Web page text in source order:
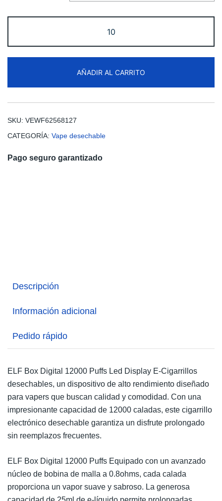
Box
Digital
Puffs
Disposable
Vape
AÑADIR AL CARRITO
SKU: VEWF62568127
CATEGORÍA: Vape desechable
Pago seguro garantizado
Descripción
Información adicional
Pedido rápido
ELF Box Digital 12000 Puffs Led Display E-Cigarrillos
desechables, un dispositivo de alto rendimiento diseñado
para vapers que buscan calidad y comodidad. Con una
impresionante capacidad de 12000 caladas, este cigarrillo
electrónico desechable garantiza un disfrute prolongado
sin reemplazos frecuentes.
ELF Box Digital 12000 Puffs Equipado con un avanzado
núcleo de bobina de malla a 0.8ohms, cada calada
proporciona un vapor suave y sabroso. La generosa